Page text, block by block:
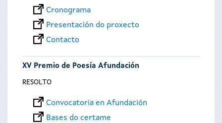
Cronograma
Presentación do proxecto
Contacto
XV Premio de Poesía Afundación
RESOLTO
Convocatoria en Afundación
Bases do certame